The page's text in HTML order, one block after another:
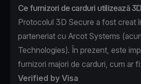
Ce furnizori de carduri utilizează
Protocolul 3D Secure a fost creat
parteneriat cu Arcot Systems
Technologies). În prezent, este
furnizori majori de carduri, cum ar fi:
Verified by Visa